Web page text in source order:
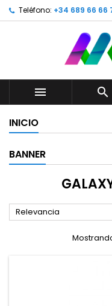
Teléfono: +34 689 66 66
 
INICIO
BANNER
Relevancia